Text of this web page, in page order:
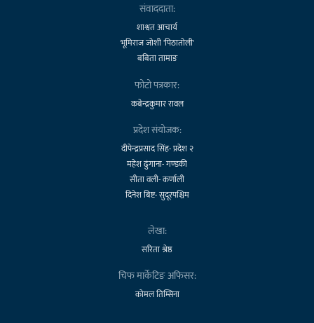
संवाददाता:
शाश्वत आचार्य
भूमिराज जोशी 'पिठातोली'
बबिता तामाङ
फोटो पत्रकार:
कबेन्द्रकुमार रावल
प्रदेश संयोजक:
दीपेन्द्रप्रसाद सिंह- प्रदेश २
महेश ढुंगाना- गण्डकी
सीता वली- कर्णाली
दिनेश बिष्ट- सुदूरपश्चिम
लेखा:
सरिता श्रेष्ठ
चिफ मार्केटिङ अफिसर:
कोमल तिम्सिना